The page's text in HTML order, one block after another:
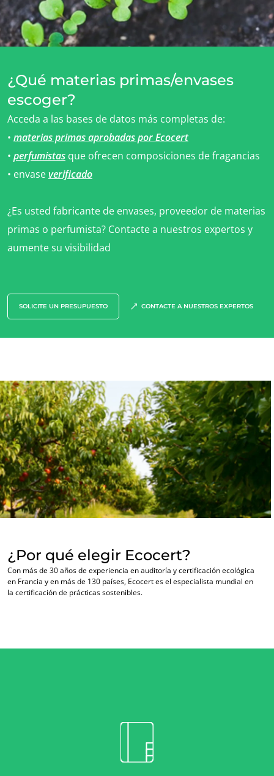
NUESTROS SECTORES COMERCIALES
Productos del hogar
Materiales sostenibles
¿Qué materias primas/envases
escoger?
Acceda a las bases de datos más completas de:
• materias primas aprobadas por Ecocert
• perfumistas que ofrecen composiciones de fragancias
• envaseverificado
¿Es usted fabricante de envases, proveedor de materias
primas o perfumista? Contacte a nuestros expertos y
aumente su visibilidad
SOLICITE UN PRESUPUESTO CONTACTE A NUESTROS EXPERTOS
¿Por qué elegir Ecocert?
Con más de 30 años de experiencia en auditoría y certificación ecológica
en Francia y en más de 130 países, Ecocert es el especialista mundial en
la certificación de prácticas sostenibles.